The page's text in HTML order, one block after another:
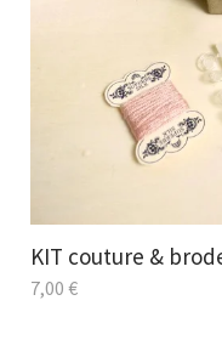
KIT couture &
7,00 €